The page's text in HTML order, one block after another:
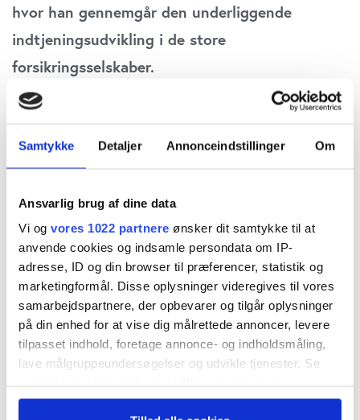
Samtykke Detaljer Annonceindstillinger Om
Ansvarlig brug af dine data
Vi og vores 1022 partnere ønsker dit samtykke til at
anvende cookies og indsamle persondata om IP-
adresse, ID og din browser til præferencer, statistik og
marketingformål. Disse oplysninger videregives til vores
samarbejdspartnere, der opbevarer og tilgår oplysninger
på din enhed for at vise dig målrettede annoncer, levere
tilpasset indhold, foretage annonce- og indholdsmåling,
lave målgruppeundersøgelser og udvikle tjenester. Se
persondatapolitik. Du kan altid trække dit samtykke
hvor han gennemgår den underliggende
indtjeningsudvikling i de store
forsikringsselskaber.
I det store billede burde høje­re renter være et
smørhul for forsikringsaktierne. Årsagen skal
findes i regnskabsprincipperne: I henhold til de
nye IFRS 17-regler skal alle ska­der opgøres til
diskonteret nutidsværdi – det vil sige, at en skade
på 100 kr., man forventer at betale om f.eks. seks
måneder, vil ved en rente på 3 pct. blive
udgiftsført med 98,50 kr. De resterende 1,50 kr.
vil blive indtjent som ren­teafkast frem til, at
betalingen ventes at ske.
Det betyder, at når renten stiger, falder de